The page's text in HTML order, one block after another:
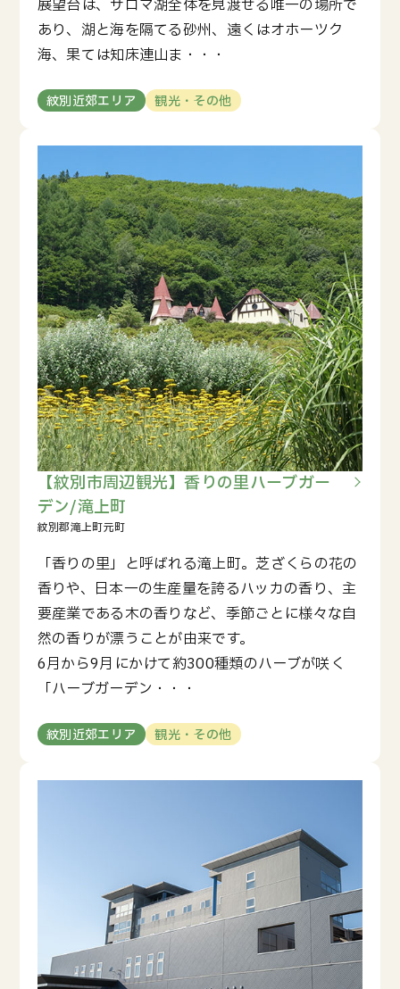
展望台は、サロマ湖全体を見渡せる唯一の場所で
あり、湖と海を隔てる砂州、遠くはオホーツク
海、果ては知床連山ま・・・
紋別近郊エリア 観光・その他
【紋別市周辺観光】香りの里ハーブガー
デン/滝上町
「香りの里」と呼ばれる滝上町。芝ざくらの花の
香りや、日本一の生産量を誇るハッカの香り、主
要産業である木の香りなど、季節ごとに様々な自
然の香りが漂うことが由来です。
6月から9月にかけて約300種類のハーブが咲く
「ハーブガーデン・・・
紋別近郊エリア 観光・その他